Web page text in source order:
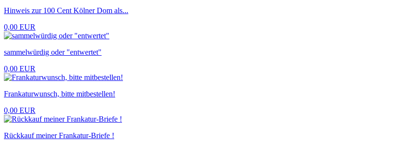
Hinweis zur 100 Cent Kölner Dom als...
0,00 EUR
sammelwürdig oder "entwertet"
0,00 EUR
Frankaturwunsch, bitte mitbestellen!
0,00 EUR
Rückkauf meiner Frankatur-Briefe !